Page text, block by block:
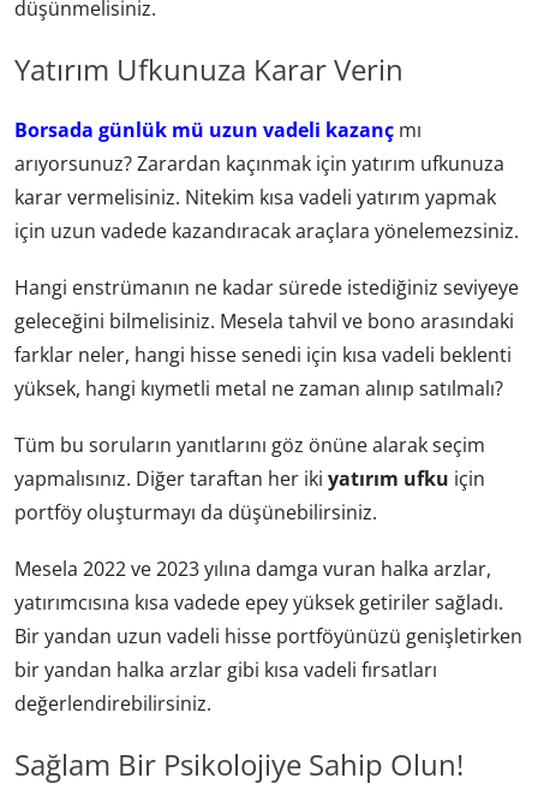
düşünmelisiniz.
Yatırım Ufkunuza Karar Verin
Borsada günlük mü uzun vadeli kazanç mı
arıyorsunuz? Zarardan kaçınmak için yatırım ufkunuza
karar vermelisiniz. Nitekim kısa vadeli yatırım yapmak
için uzun vadede kazandıracak araçlara yönelemezsiniz.
Hangi enstrümanın ne kadar sürede istediğiniz seviyeye
geleceğini bilmelisiniz. Mesela tahvil ve bono arasındaki
farklar neler, hangi hisse senedi için kısa vadeli beklenti
yüksek, hangi kıymetli metal ne zaman alınıp satılmalı?
Tüm bu soruların yanıtlarını göz önüne alarak seçim
yapmalısınız. Diğer taraftan her iki yatırım ufku için
portföy oluşturmayı da düşünebilirsiniz.
Mesela 2022 ve 2023 yılına damga vuran halka arzlar,
yatırımcısına kısa vadede epey yüksek getiriler sağladı.
Bir yandan uzun vadeli hisse portföyünüzü genişletirken
bir yandan halka arzlar gibi kısa vadeli fırsatları
değerlendirebilirsiniz.
Sağlam Bir Psikolojiye Sahip Olun!